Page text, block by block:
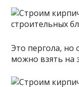
Это пергола, но
можно взять на